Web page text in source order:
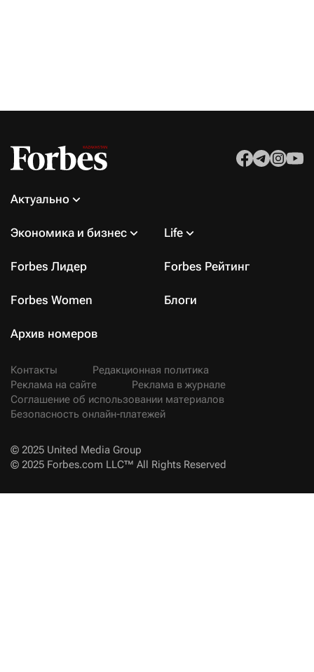
Актуально
Экономика и бизнес Life
Forbes Лидер Forbes Рейтинг
Forbes Women Блоги
Архив номеров
Контакты
Редакционная политика
Реклама на сайте
Реклама в журнале
Соглашение об использовании материалов
Безопасность онлайн-платежей
© 2025 United Media Group
© 2025 Forbes.com LLC™ All Rights Reserved